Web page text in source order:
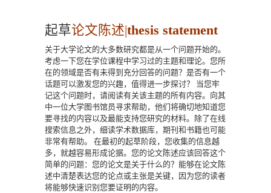
起草论文陈述|thesis statement
关于大学论文的大多数研究都是从一个问题开始的。
考虑一下您在学位课程中学习过的主题和理论。您所
在的领域是否有未得到充分回答的问题？是否有一个
话题可以激发您的兴趣，值得进一步探讨？ 当您牢
记这个问题时，请阅读有关该主题的所有内容。向其
中一位大学图书馆员寻求帮助，他们将确切地知道您
要寻找的内容以及最能支持您研究的材料。除了在线
搜索信息之外，细读学术数据库，期刊和书籍也可能
非常有帮助。 在最初的起草阶段，您收集的信息越
多，就越容易形成论据。您的论文陈述应该回答这个
简单的问题：您的论文是关于什么的？能够在论文陈
述中清楚表达您的论点或主张是关键，因为您的读者
将能够快速识别您要证明的内容。